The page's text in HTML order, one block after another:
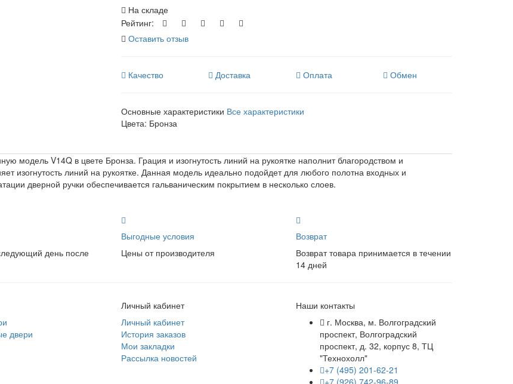
На складе
Рейтинг:
Оставить отзыв
Качество Доставка Оплата Обмен
Основные характеристики Все характеристики
Цвета: Бронза
модель V14Q в цвете Бронза. Грация и изогнутость линий на рукоятке наполнит благородством и
изогнутость линий на рукоятке. Данная модель идеально подойдет для любого полотна входных и
дверной ручки обеспечивается гальваническим покрытием в несколько слоев.
день после
Выгодные условия
Цены от производителя
Возврат
Возврат товара принимается в течении
14 дней
двери
Личный кабинет
Личный кабинет
История заказов
Мои закладки
Рассылка новостей
Наши контакты
г. Москва, м. Волгоградский
проспект, Волгоградский
проспект, д. 32, корпус 8, ТЦ
"Технохолл"
+7 (495) 201-62-21
+7 (926) 742-96-89